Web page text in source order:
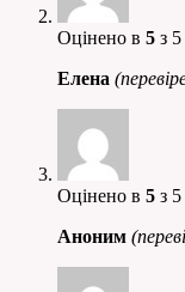
Оцінено в 5 з 5
Елена
Оцінено в 5 з 5
Аноним